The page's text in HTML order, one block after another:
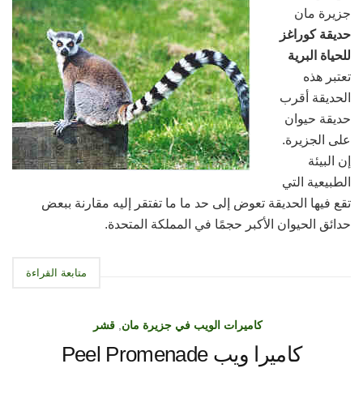
جزيرة مان
حديقة كوراغز
للحياة البرية
تعتبر هذه
الحديقة أقرب
حديقة حيوان
على الجزيرة.
إن البيئة
الطبيعية التي
تقع فيها الحديقة تعوض إلى حد ما ما تفتقر إليه مقارنة ببعض
حدائق الحيوان الأكبر حجمًا في المملكة المتحدة.
متابعة القراءة
كاميرات الويب في جزيرة مان ,قشر
كاميرا ويب Peel Promenade